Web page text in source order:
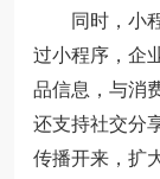
同时，小程
过小程序，企
品信息，与消
还支持社交分
传播开来，扩